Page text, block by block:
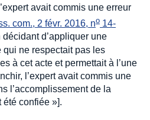
avait commis une erreur
com., 2 févr. 2016, no 14-
décidant d’appliquer une
qui ne respectait pas les
à cet acte et permettait à l’une
l’expert avait commis une
l’accomplissement de la
confiée »].